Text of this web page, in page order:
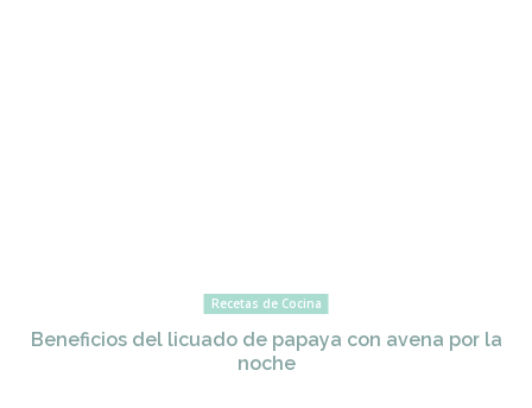
Recetas de Cocina
Beneficios del licuado de papaya con avena por la
noche